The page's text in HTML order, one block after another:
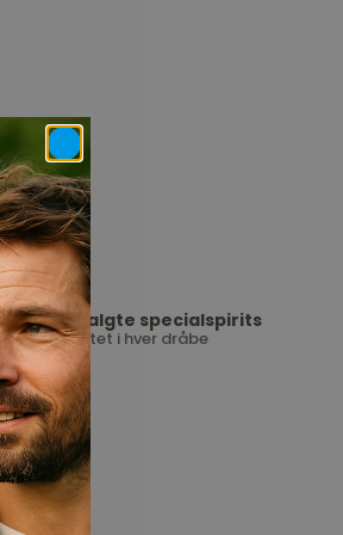
Udvalgte specialspirits
Kvalitet i hver dråbe